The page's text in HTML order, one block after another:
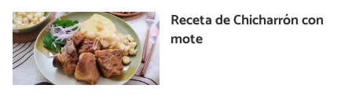
Receta de Chicharrón con
mote